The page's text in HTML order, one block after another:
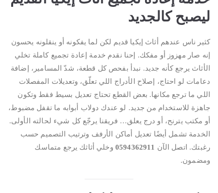
ليصبح كالجديد
كثير ناس عندهم أثاث إيكيا قديم لكن لما يفكونه أو ينقلونه يحسون
إنه صار مهزوز أو مفكك. إحنا نقدم خدمة إعادة تجميع كاملة تخلي
الأثاث يرجع كأنه جديد. نبدأ بفحص كل قطعة، شدّ المسامير، إضافة
دعامات لو احتاج، إصلاح الأدراج اللي تعلّق، وتعديلات المفصلات
اللي ما ترجع مكانها. بعض القطع تحتاج تعديل بسيط فقط وتكون
جاهزة للاستخدام من جديد. لو عندك دولاب أبوابه ما تقفل مضبوط،
أو مكتب يترنح، أو درج يعلق… فريقنا يرجّع كل شيء لحالته الأولى.
الخدمة تشمل أيضًا تعديل أماكن الأرفف وترتيب التصميم حسب
رغبتك. اتصل الآن 0594362911 وخلي أثاثك يرجع متماسك
ومضمون.